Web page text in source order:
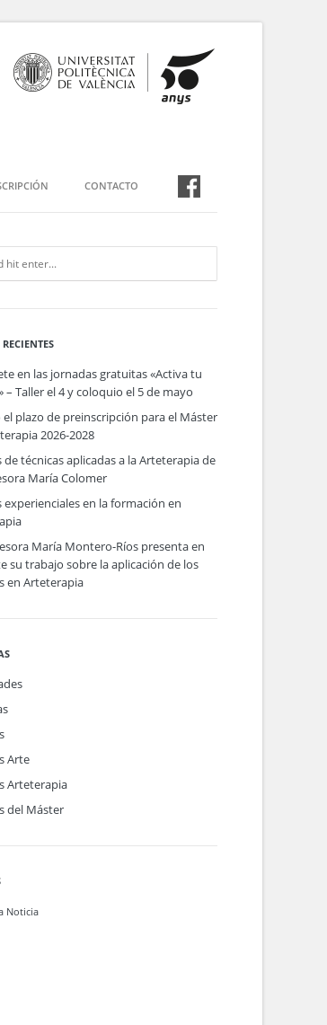
CONTACTO
en las jornadas gratuitas «Activa tu
– Taller el 4 y coloquio el 5 de mayo
plazo de preinscripción para el Máster
2026-2028
de técnicas aplicadas a la Arteterapia de
María Colomer
experienciales en la formación en
María Montero-Ríos presenta en
su trabajo sobre la aplicación de los
en Arteterapia
Arte
Arteterapia
del Máster
Noticia